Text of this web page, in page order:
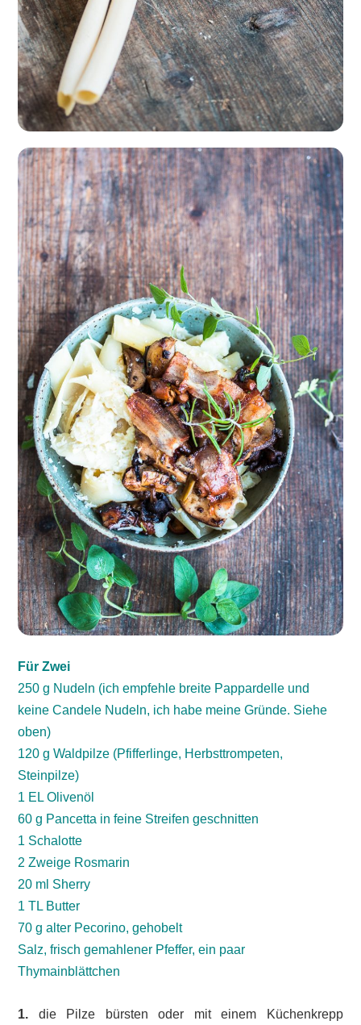
Für Zwei
250 g Nudeln (ich empfehle breite Pappardelle und
keine Candele Nudeln, ich habe meine Gründe. Siehe
oben)
120 g Waldpilze (Pfifferlinge, Herbsttrompeten,
Steinpilze)
1 EL Olivenöl
60 g Pancetta in feine Streifen geschnitten
1 Schalotte
2 Zweige Rosmarin
20 ml Sherry
1 TL Butter
70 g alter Pecorino, gehobelt
Salz, frisch gemahlener Pfeffer, ein paar
Thymainblättchen
1. die Pilze bürsten oder mit einem Küchenkrepp